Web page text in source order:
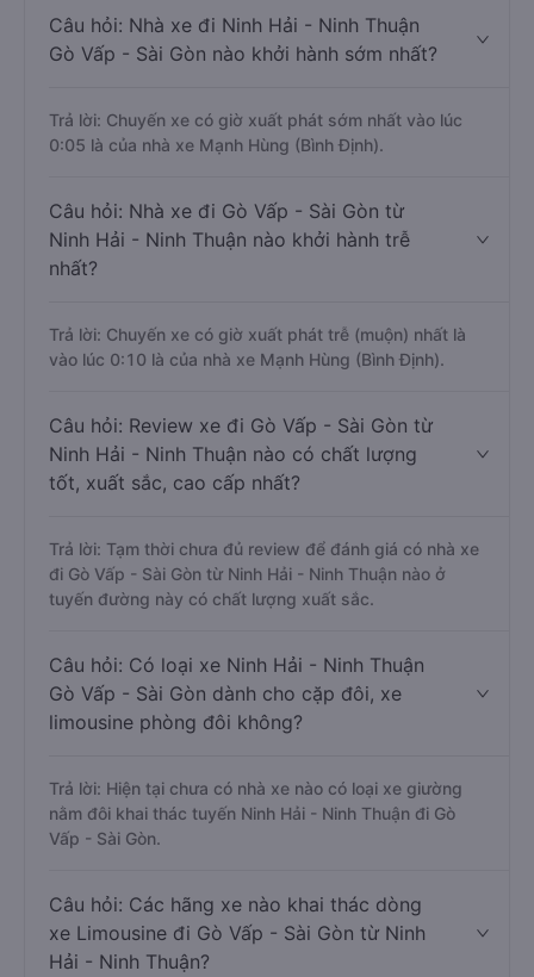
Câu hỏi: Nhà xe đi Ninh Hải - Ninh Thuận
Gò Vấp - Sài Gòn nào khởi hành sớm nhất?
Trả lời: Chuyến xe có giờ xuất phát sớm nhất vào lúc
0:05 là của nhà xe Mạnh Hùng (Bình Định).
Câu hỏi: Nhà xe đi Gò Vấp - Sài Gòn từ
Ninh Hải - Ninh Thuận nào khởi hành trễ
nhất?
Trả lời: Chuyến xe có giờ xuất phát trễ (muộn) nhất là
vào lúc 0:10 là của nhà xe Mạnh Hùng (Bình Định).
Câu hỏi: Review xe đi Gò Vấp - Sài Gòn từ
Ninh Hải - Ninh Thuận nào có chất lượng
tốt, xuất sắc, cao cấp nhất?
Trả lời: Tạm thời chưa đủ review để đánh giá có nhà xe
đi Gò Vấp - Sài Gòn từ Ninh Hải - Ninh Thuận nào ở
tuyến đường này có chất lượng xuất sắc.
Câu hỏi: Có loại xe Ninh Hải - Ninh Thuận
Gò Vấp - Sài Gòn dành cho cặp đôi, xe
limousine phòng đôi không?
Trả lời: Hiện tại chưa có nhà xe nào có loại xe giường
nằm đôi khai thác tuyến Ninh Hải - Ninh Thuận đi Gò
Vấp - Sài Gòn.
Câu hỏi: Các hãng xe nào khai thác dòng
xe Limousine đi Gò Vấp - Sài Gòn từ Ninh
Hải - Ninh Thuận?